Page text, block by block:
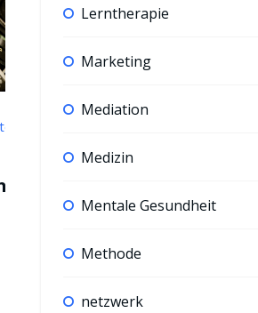
und ihrem Tanz in der
Lerntherapie
Marketing
Mediation
Medizin
Mentale Gesundheit
Methode
netzwerk